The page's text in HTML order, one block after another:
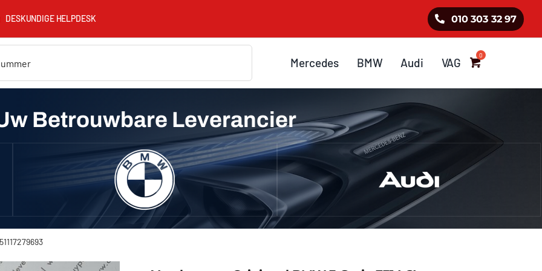
DESKUNDIGE HELPDESK 010 303 32 97
Mercedes BMW Audi VAG
Betrouwbare Leverancier